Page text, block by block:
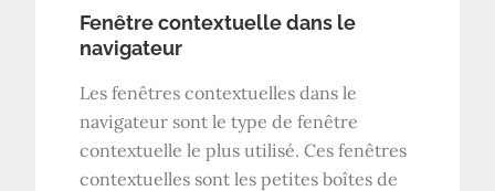
Fenêtre contextuelle dans le
navigateur
Les fenêtres contextuelles dans le
navigateur sont le type de fenêtre
contextuelle le plus utilisé. Ces fenêtres
contextuelles sont les petites boîtes de